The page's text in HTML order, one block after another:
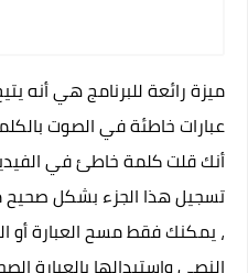
ميزة رائعة للبرنامج هي أنه
عبارات خاطئة في الصوت
أنك قلت كلمة خاطئ في
تسجيل هذا الجزء بشكل صحيح
، يمكنك فقط مسح العبارة أو
النصي واستبدالها بالعبارة